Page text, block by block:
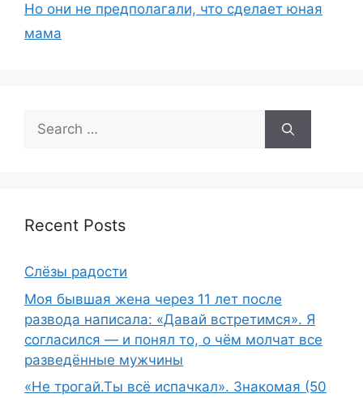
Но они не предполагали, что сделает юная
мама
Search
for:
Recent Posts
Слёзы радости
Моя бывшая жена через 11 лет после
развода написала: «Давай встретимся». Я
согласился — и понял то, о чём молчат все
разведённые мужчины
«Не трогай.Ты всё испачкал». Знакомая (50